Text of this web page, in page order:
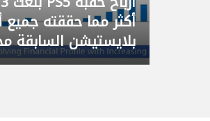
تسريب قائمة أولية لأسلحة Call of
بلغت 50 مليون مشاهدة